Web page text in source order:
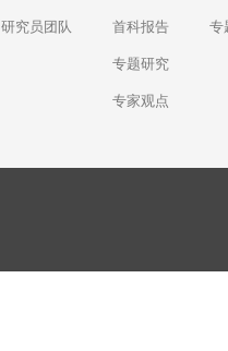
研究员团队 首科报告
专题研究
专家观点
专